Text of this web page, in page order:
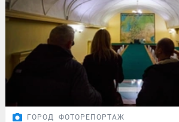
ГОРОД ФОТОРЕПОРТАЖ